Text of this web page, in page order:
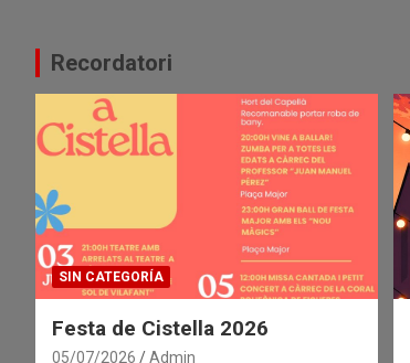
Recordatori
SIN CATEGORÍA
Festa de Cistella 2026
05/07/2026 Admin